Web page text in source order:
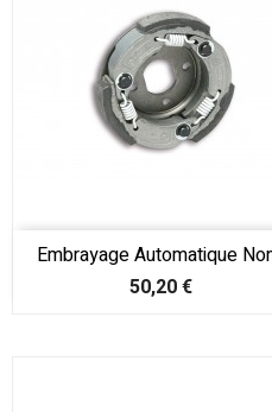
Embrayage Automatique
Prix
50,20 €